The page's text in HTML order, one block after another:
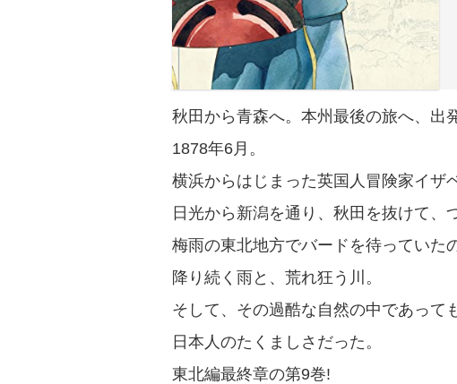
秋田から青森へ。本州最後の旅へ、出
1878年6月。
横浜からはじまった英国人冒険家イザ
日光から新潟を通り、秋田を抜けて、
梅雨の東北地方でバードを待っていた
降り続く雨と、荒れ狂う川。
そして、その過酷な自然の中であって
日本人のたくましさだった。
東北編最終章の第9巻!